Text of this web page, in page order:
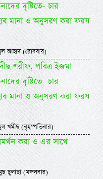
দৃষ্টিতে- চার
মানা ও অনুসরণ করা ফরয
আহাদ (রোববার)
শরীফ, পবিত্র ইজমা
দৃষ্টিতে- চার
মানা ও অনুসরণ করা ফরয
(বৃহস্পতিবার)
সমর্থন করা ও এর সাথে
(মঙ্গলবার)